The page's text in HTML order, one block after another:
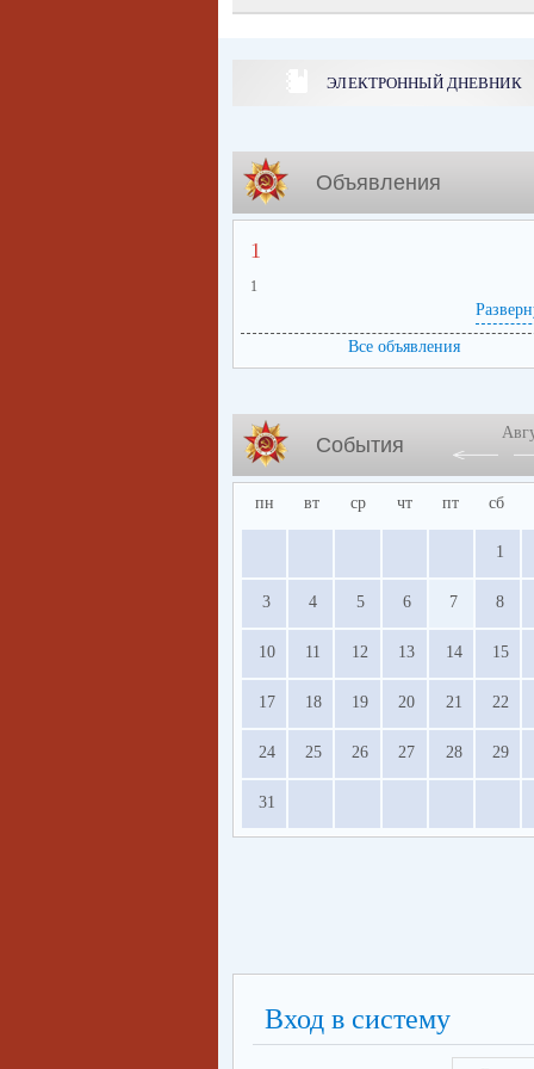
ЭЛЕКТРОННЫЙ ДНЕВНИК
Объявления
1
1
Все объявления
События
пн вт ср чт пт сб
1
3 4 5 6 7 8
10 11 12 13 14 15
17 18 19 20 21 22
24 25 26 27 28 29
31
Вход в систему